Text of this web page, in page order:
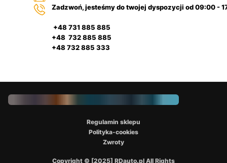
Zadzwoń, jesteśmy do twojej dyspozycji od 09:00 -
+48 731 885 885
+48 732 885 885
+48 732 885 333
Copyright © [2025] RDauto.pl All Rights
Regulamin sklepu
Polityka-cookies
Zwroty